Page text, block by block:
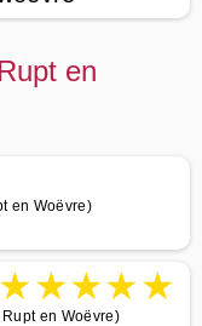
en
en Woëvre)
★★★★★
en Woëvre)